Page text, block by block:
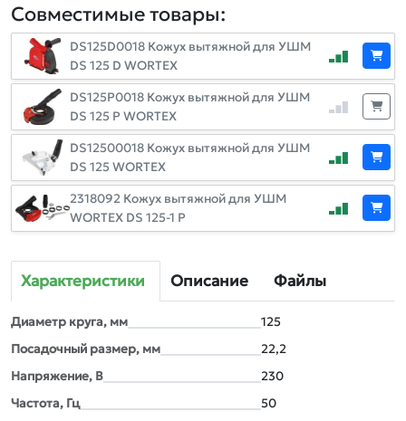
Совместимые товары:
DS125D0018 Кожух вытяжной для УШМ
DS 125 D WORTEX
DS125P0018 Кожух вытяжной для УШМ
DS 125 P WORTEX
DS12500018 Кожух вытяжной для УШМ
DS 125 WORTEX
2318092 Кожух вытяжной для УШМ
WORTEX DS 125-1 P
Характеристики Описание Файлы
Диаметр круга, мм
125
Посадочный размер, мм
22,2
Напряжение, В
230
Частота, Гц
50